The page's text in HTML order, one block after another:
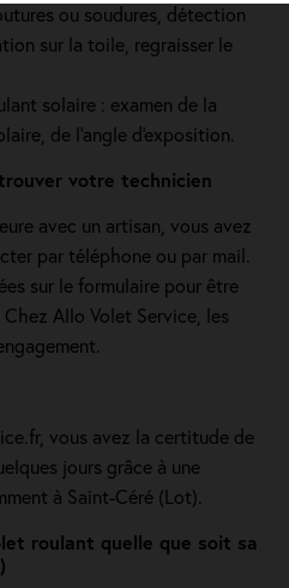
ou soudures, détection
sur la toile, regraisser le
solaire : examen de la
de l'angle d'exposition.
votre technicien
avec un artisan, vous avez
par téléphone ou par mail.
sur le formulaire pour être
Allo Volet Service, les
vous avez la certitude de
jours grâce à une
à Saint-Céré (Lot).
roulant quelle que soit sa